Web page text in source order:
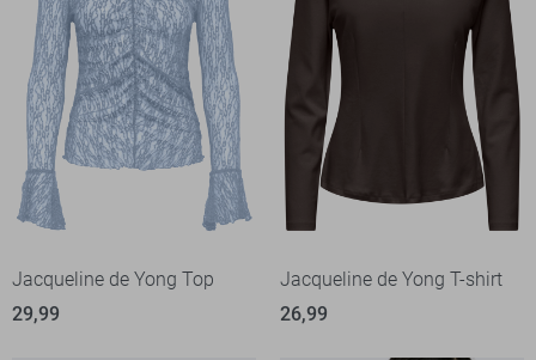
Jacqueline de Yong Top
29,99
Jacqueline de Yong T-shirt
26,99